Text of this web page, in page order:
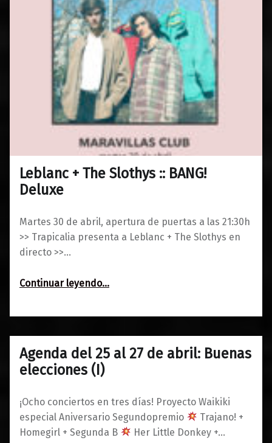
Leblanc + The Slothys :: BANG!
Deluxe
Martes 30 de abril, apertura de puertas a las 21:30h
>> Trapicalia presenta a Leblanc + The Slothys en
directo >>…
Continuar leyendo“Leblanc + The Slothys :: BANG! Deluxe”
…
23/04/2019
0
Maravillas
Agenda del 25 al 27 de abril: Buenas
elecciones (I)
¡Ocho conciertos en tres días! Proyecto Waikiki
especial Aniversario Segundopremio
Trajano! +
Homegirl + Segunda B
Her Little Donkey +…
22/04/20190
Maravillas